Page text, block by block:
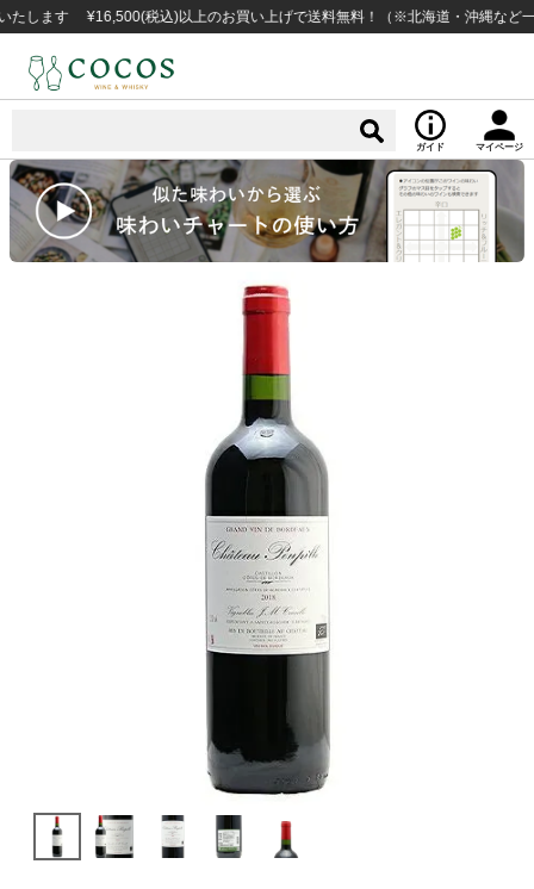
す ¥16,500(税込)以上のお買い上げで送料無料！（※北海道・沖縄など一部例
ガイド マイページ